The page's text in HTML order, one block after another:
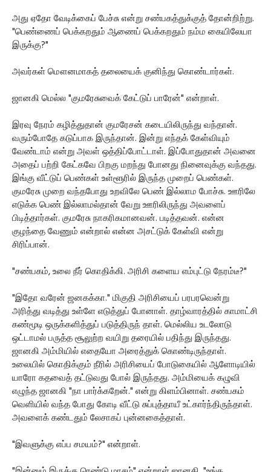
அது ஏதோ வேடிக்கைப் பேச்சு என்று சண்பகத்துக்குத் தோன்றிற்று.
"பெண்ணைப் பெக்கறதும் ஆணைப் பெக்கறதும் நம்ம கையிலேயா
இருக்கு?"
அவர்கள் மௌனமாகத் தலையைக் குனிந்து கொண்டார்கள்.
ஜானகி மெல்ல "குமரேசுவைக் கேட்டுப் பாரேன்" என்றாள்.
இரவு நேரம் கழித்துதான் குமரேசன் கடையிலிருந்து வந்தான்.
வரும்போதே கடுப்பாக இருந்தான். இன்று எந்தக் கேள்வியும்
வேண்டாம் என்று அவள் ஒத்திப்போட்டாள். இப்போதுதான் அவனை
அதைப் பற்றி கேட்கவே பிறகு மறந்து போனது நினைவுக்கு வந்தது.
இங்கு வீட்டுப் பெண்கள் உள்ளூரில் இருந்த முறைப் பெண்கள்.
குமரேசு முறை வந்தபோது உறவிலே பெண் இல்லாம போச்சு. ஊரிலே
எடுக்க பெண் இல்லாமல்தான் வேறு ஊரிலிருந்து அவளைப்
பிடித்தார்கள். குமரேசு நாகரிகமானவன். படித்தவன். என்ன
குழந்தை வேணும் என்றால் என்ன அசட்டுக் கேள்வி என்று
சிரிப்பான்.
"சண்பகம், உலை நீர் கொதிக்கி. அரிசி களைய எம்புட்டு நேரம்டீ?"
"இதோ வரேன் ஜனகக்கா." மிகுதி அரிசியைப் பரபரவென்று
அரித்து வடித்து உள்ளே எடுத்துப் போனாள். தாழ்வாரத்தில் காமாட்சி
கண்மூடி ஒருக்களித்துப் படுத்திருந் தாள். மெல்லிய உடலோடு
ஒட்டாமல் பருத்த சூலுற்ற வயிறு தரையில் பதிந்து இருந்தது.
ஜானகி அம்மியில் எதையோ அரைத்துக் கொண்டிருந்தாள்.
உலையில் கொதிக்கும் நீரில் அரிசியைப் போடுகையில் ஆளோடியில்
யாரோ கதவைத் தட்டுவது போல் இருந்தது. அம்மியைக் கழுவி
எழுந்த ஜானகி "நா பார்க்கறேன்." என்று கிளம்பினாள். சண்பகம்
வெளியில் வந்த போது கோடி வீட்டு சுப்புத்தாயீ உட்கார்ந்திருந்தாள்.
அவளைக் கண்டதும் லேசாகப் புன்னகைத்தாள்.
"இவளுக்கு எப்ப சமயம்?" என்றாள்.